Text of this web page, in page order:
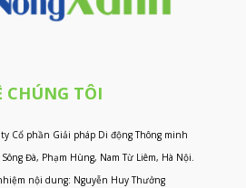
CHÚNG TÔI
Cổ phần Giải pháp Di động Thông minh
Đà, Phạm Hùng, Nam Từ Liêm, Hà Nội.
nội dung: Nguyễn Huy Thưởng